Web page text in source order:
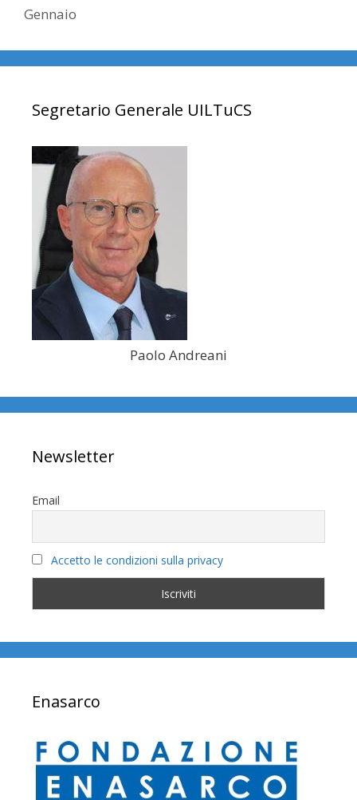
Gennaio
Segretario Generale UILTuCS
Paolo Andreani
Newsletter
Email
Accetto le condizioni sulla privacy
Enasarco